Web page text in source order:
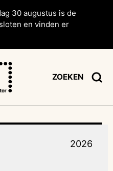
30 augustus is de
en vinden er
ZOEKEN
2026